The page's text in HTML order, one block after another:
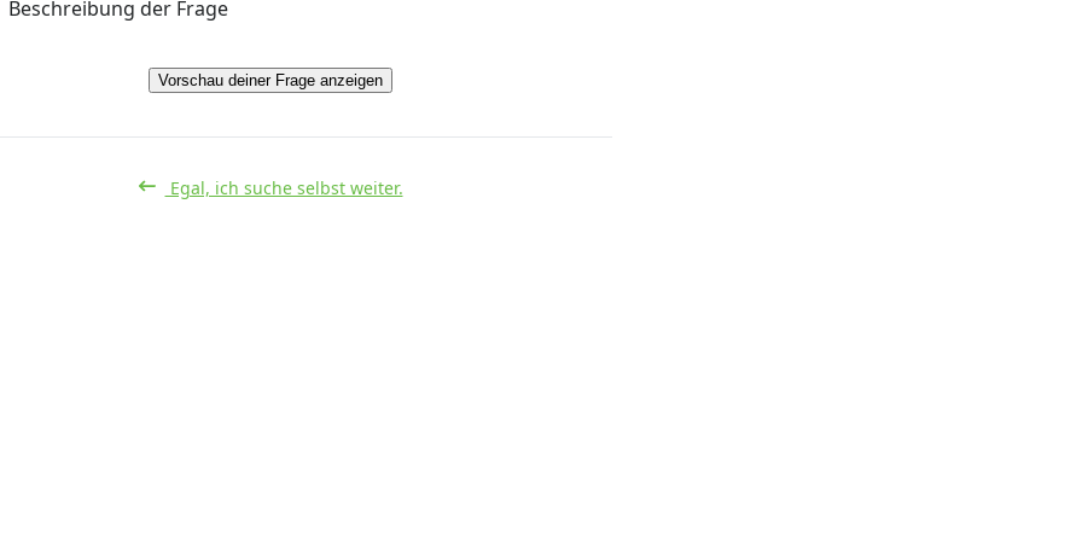
Beschreibung der Frage
Vorschau deiner Frage anzeigen
Egal, ich suche selbst weiter.